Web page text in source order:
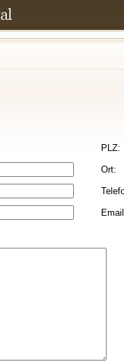
PLZ:
Ort: